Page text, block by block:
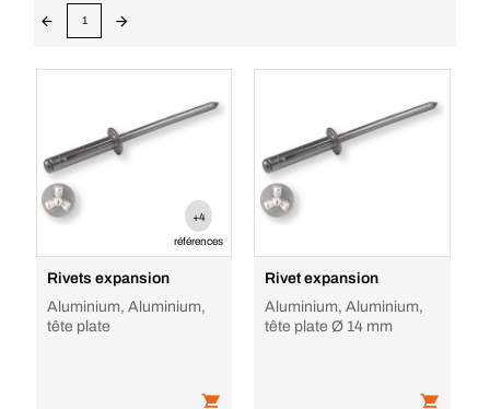
1
+4
références
Rivets expansion
Aluminium, Aluminium,
tête plate
Rivet expansion
Aluminium, Aluminium,
tête plate Ø 14 mm